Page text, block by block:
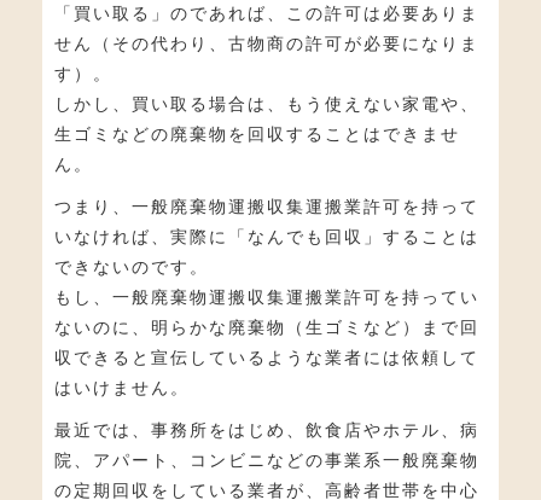
「買い取る」のであれば、この許可は必要ありま
せん（その代わり、古物商の許可が必要になりま
す）。
しかし、買い取る場合は、もう使えない家電や、
生ゴミなどの廃棄物を回収することはできませ
ん。
つまり、一般廃棄物運搬収集運搬業許可を持って
いなければ、実際に「なんでも回収」することは
できないのです。
もし、一般廃棄物運搬収集運搬業許可を持ってい
ないのに、明らかな廃棄物（生ゴミなど）まで回
収できると宣伝しているような業者には依頼して
はいけません。
最近では、事務所をはじめ、飲食店やホテル、病
院、アパート、コンビニなどの事業系一般廃棄物
の定期回収をしている業者が、高齢者世帯を中心